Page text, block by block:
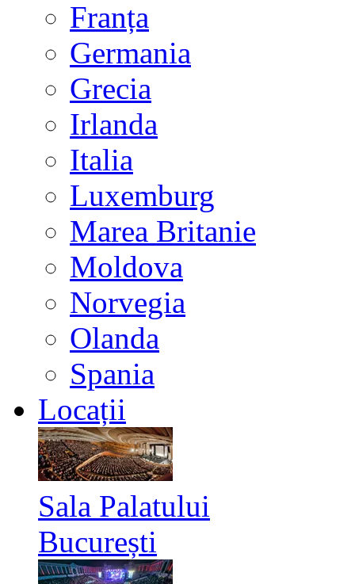
Franța
Germania
Grecia
Irlanda
Italia
Luxemburg
Marea Britanie
Moldova
Norvegia
Olanda
Spania
Locații
Sala Palatului
București